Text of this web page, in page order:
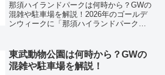
那須ハイランドパークは何時から？GWの
混雑や駐車場を解説！2026年のゴールデ
ンウィークに「那須ハイランドパーク」
このパークは、40種類以上のアトラクシ
ョンを誇り、特に...
東武動物公園は何時から？GWの
混雑や駐車場を解説！